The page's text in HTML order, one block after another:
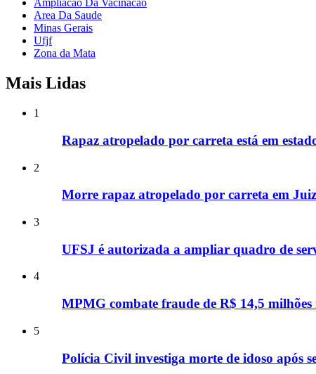
Ampliacao Da Vacinacao
Area Da Saude
Minas Gerais
Ufjf
Zona da Mata
Mais Lidas
1
Rapaz atropelado por carreta está em
2
Morre rapaz atropelado por carreta em
3
UFSJ é autorizada a ampliar quadro de
4
MPMG combate fraude de R$ 14,5
5
Polícia Civil investiga morte de idoso após